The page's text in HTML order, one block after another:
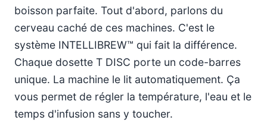
boisson parfaite. Tout d'abord, parlons du
cerveau caché de ces machines. C'est le
système INTELLIBREW™ qui fait la différence.
Chaque dosette T DISC porte un code-barres
unique. La machine le lit automatiquement. Ça
vous permet de régler la température, l'eau et le
temps d'infusion sans y toucher.